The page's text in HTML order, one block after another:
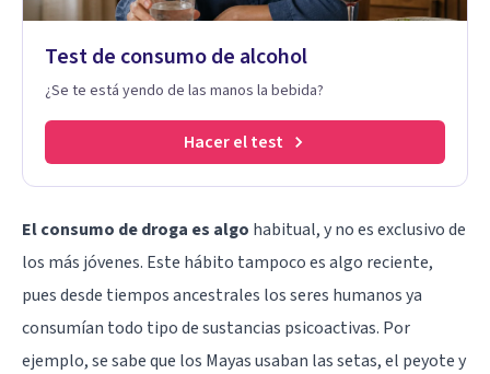
Test de consumo de alcohol
¿Se te está yendo de las manos la bebida?
Hacer el test
El consumo de droga es algo habitual, y no es exclusivo de
los más jóvenes. Este hábito tampoco es algo reciente,
pues desde tiempos ancestrales los seres humanos ya
consumían todo tipo de sustancias psicoactivas. Por
ejemplo, se sabe que los Mayas usaban las setas, el peyote y